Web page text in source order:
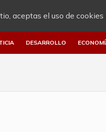
aceptas el uso de
DESARROLLO